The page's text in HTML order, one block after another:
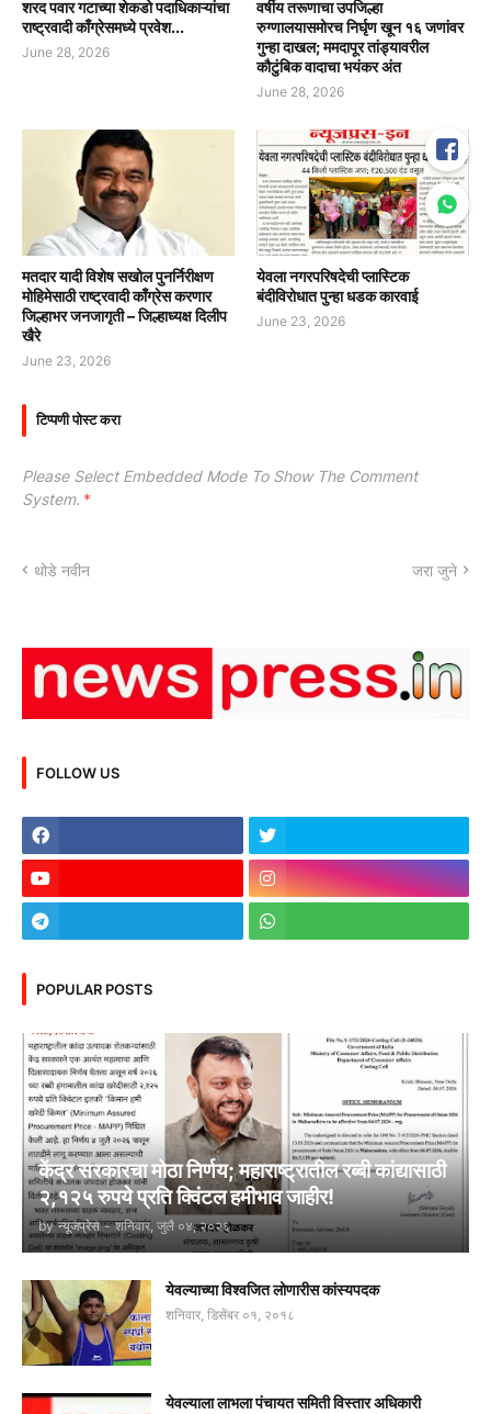
शरद पवार गटाच्या शेकडो पदाधिकाऱ्यांचा
राष्ट्रवादी काँग्रेसमध्ये प्रवेश...
June 28, 2026
वर्षीय तरूणाचा उपजिल्हा
रुग्णालयासमोरच निर्घृण खून १६ जणांवर
गुन्हा दाखल; ममदापूर तांड्यावरील
कौटुंबिक वादाचा भयंकर अंत
June 28, 2026
मतदार यादी विशेष सखोल पुनर्निरीक्षण
मोहिमेसाठी राष्ट्रवादी काँग्रेस करणार
जिल्हाभर जनजागृती – जिल्हाध्यक्ष दिलीप
खैरे
June 23, 2026
येवला नगरपरिषदेची प्लास्टिक
बंदीविरोधात पुन्हा धडक कारवाई
June 23, 2026
टिप्पणी पोस्ट करा
Please Select Embedded Mode To Show The Comment
System. *
थोडे नवीन जरा जुने
FOLLOW US
POPULAR POSTS
केंद्र सरकारचा मोठा निर्णय; महाराष्ट्रातील रब्बी कांद्यासाठी
२,१२५ रुपये प्रति क्विंटल हमीभाव जाहीर!
by न्यूजप्रेस - शनिवार, जुलै ०४, २०२६
येवल्याच्या विश्वजित लोणारीस कांस्यपदक
शनिवार, डिसेंबर ०१, २०१८
येवल्याला लाभला पंचायत समिती विस्तार अधिकारी